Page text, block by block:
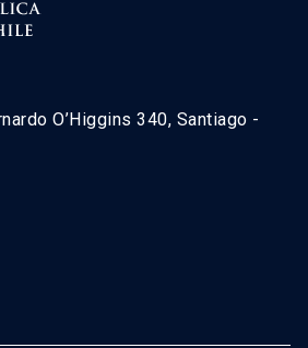
O’Higgins 340, Santiago -